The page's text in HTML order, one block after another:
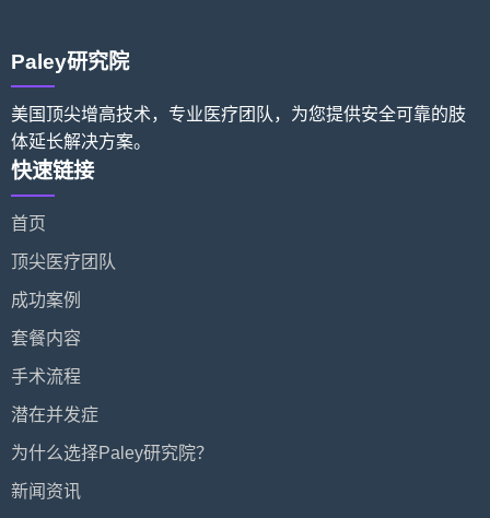
Paley研究院
美国顶尖增高技术，专业医疗团队，为您提供安全可靠的肢
体延长解决方案。
快速链接
首页
顶尖医疗团队
成功案例
套餐内容
手术流程
潜在并发症
为什么选择Paley研究院？
新闻资讯